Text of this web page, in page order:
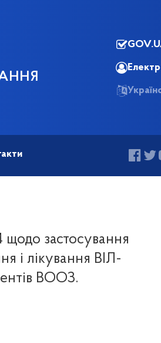
застосування
і лікування ВІЛ-
ВООЗ.